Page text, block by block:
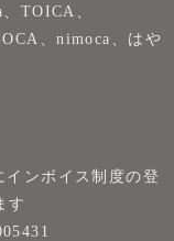
TOICA、
、nimoca、はや
ンボイス制度の登
す